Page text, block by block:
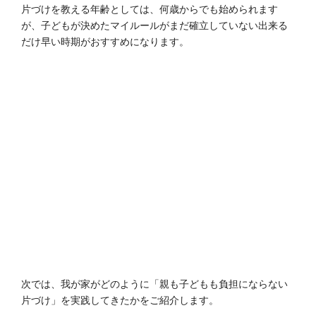
片づけを教える年齢としては、何歳からでも始められます
が、子どもが決めたマイルールがまだ確立していない出来る
だけ早い時期がおすすめになります。
次では、我が家がどのように「親も子どもも負担にならない
片づけ」を実践してきたかをご紹介します。